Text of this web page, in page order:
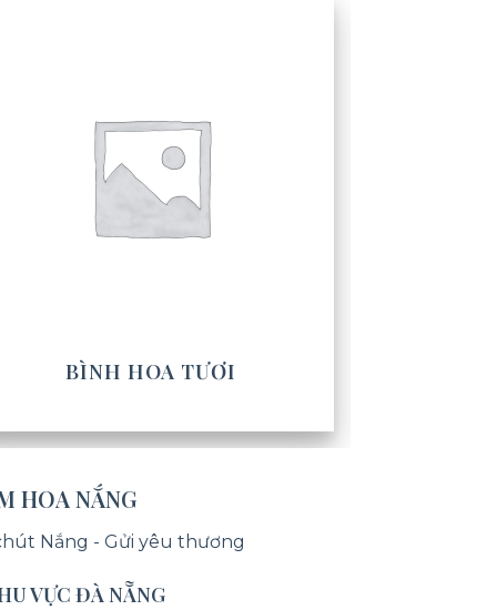
BÌNH HOA TƯƠI
HOA NẮNG
Nắng - Gửi yêu thương
VỰC ĐÀ NẴNG